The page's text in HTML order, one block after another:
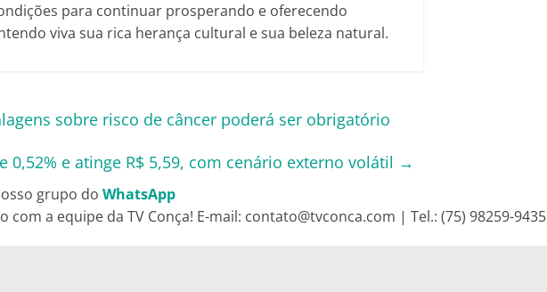
para continuar prosperando e oferecendo
viva sua rica herança cultural e sua beleza natural.
sobre risco de câncer poderá ser obrigatório
0,52% e atinge R$ 5,59, com cenário externo volátil →
grupo do WhatsApp
com a equipe da TV Conça! E-mail: contato@tvconca.com | Tel.: (75) 98259-9435